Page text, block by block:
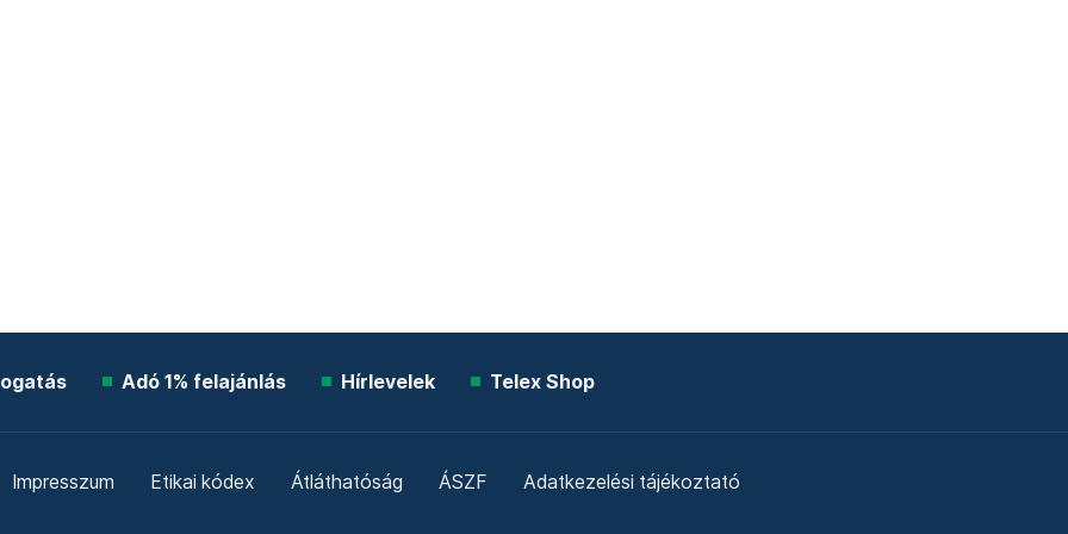
Adó 1% felajánlás Hírlevelek Telex Shop
Impresszum Etikai kódex Átláthatóság ÁSZF Adatkezelési tájékoztató